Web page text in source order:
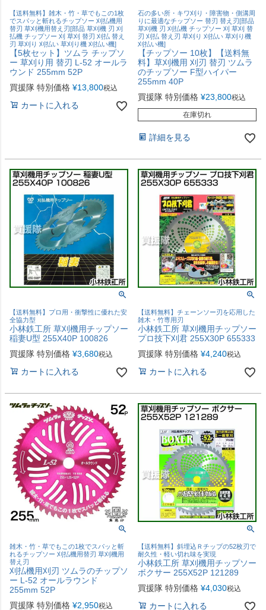
【送料無料】雑木・竹・草でもこの1枚
でスパッと斬れるチップソー 刈払機用
替刃 草刈機用替え刃[部品 草刈機 刃 刈
払機 チップソー 刈 草刈 替刃 刈払 替え
刃 草刈り 刈払い 草刈り機 刈払い機]
【5枚セット】ツムラ チップソ
ー 草刈り用 替刃 L-52 オールラ
ウンド 255mm 52P
買援隊 特別価格 ¥13,800税込
カートに入れる
石の多い所・キワ刈り・障害物・側溝周
りに最適なチップソー 替刃 替え刃[部品
草刈機 刃 刈払機 チップソー 刈 草刈 替
刃 刈払 替え刃 草刈り 刈払い 草刈り機
刈払い機]
【チップソー 10枚】【送料無
料】草刈機用 刈刃 替刃 ツムラ
のチップソー F型ハイパー
255mm 40P
買援隊 特別価格 ¥23,800税込
在庫切れ
詳細を見る
【送料無料】プロ用・衝撃性に優れた安
全協力型
小林鉄工所 草刈機用チップソー
稲妻U型 255X40P 100826
買援隊 特別価格 ¥3,680税込
カートに入れる
【送料無料】チェーンソー刃を応用した
雑木・竹専用刃
小林鉄工所 草刈機用チップソー
プロ技下刈君 255X30P 655333
買援隊 特別価格 ¥4,240税込
カートに入れる
雑木・竹・草でもこの1枚でスパッと斬
れるチップソー 刈払機用替刃 草刈機用
替え刃
刈払機用刈刃 ツムラのチップソ
ー L-52 オールラウンド
255mm 52P
買援隊 特別価格 ¥2,950税込
【送料無料】斜埋込Ｒチップの52枚刃で
耐久性・軽い切れ味を実現
小林鉄工所 草刈機用チップソー
ボクサー 255X52P 121289
買援隊 特別価格 ¥4,030税込
カートに入れる